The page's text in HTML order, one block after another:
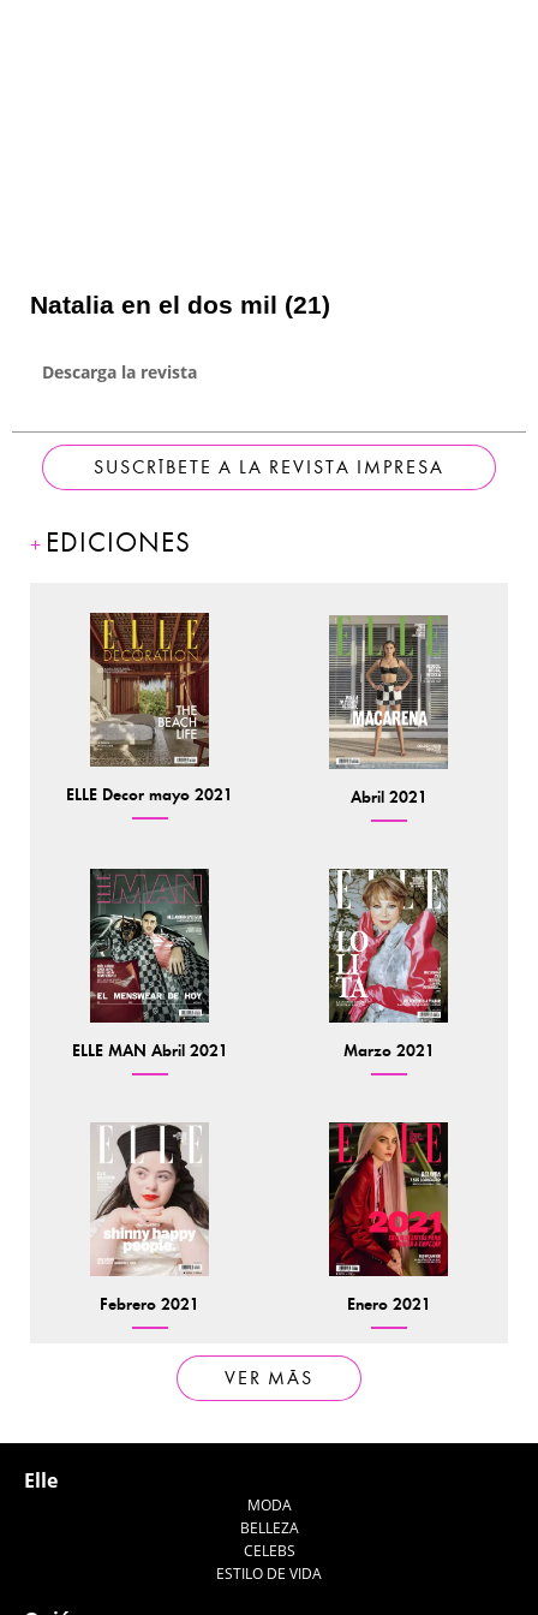
Natalia en el dos mil (21)
Descarga la revista
SUSCRÍBETE A LA REVISTA IMPRESA
EDICIONES
ELLE Decor mayo 2021 Abril 2021
ELLE MAN Abril 2021 Marzo 2021
Febrero 2021 Enero 2021
VER MÁS
Elle
MODA
BELLEZA
CELEBS
ESTILO DE VIDA